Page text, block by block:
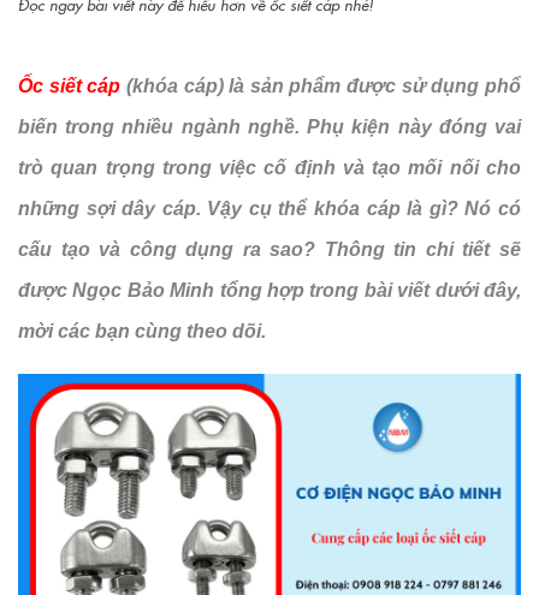
Ốc siết cáp (khóa cáp) là sản phẩm được sử dụng phổ
biến trong nhiều ngành nghề. Phụ kiện này đóng vai
trò quan trọng trong việc cố định và tạo mối nối cho
những sợi dây cáp. Vậy cụ thể khóa cáp là gì? Nó có
cấu tạo và công dụng ra sao? Thông tin chi tiết sẽ
được Ngọc Bảo Minh tổng hợp trong bài viết dưới đây,
mời các bạn cùng theo dõi.